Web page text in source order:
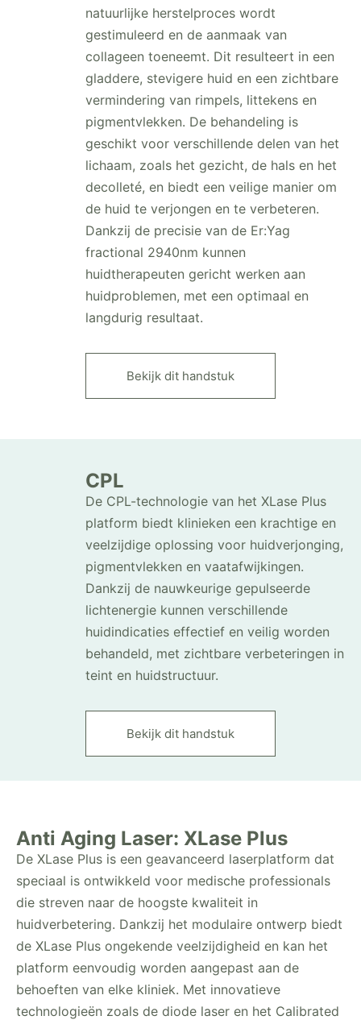
natuurlijke herstelproces wordt
gestimuleerd en de aanmaak van
collageen toeneemt. Dit resulteert in een
gladdere, stevigere huid en een zichtbare
vermindering van rimpels, littekens en
pigmentvlekken. De behandeling is
geschikt voor verschillende delen van het
lichaam, zoals het gezicht, de hals en het
decolleté, en biedt een veilige manier om
de huid te verjongen en te verbeteren.
Dankzij de precisie van de Er:Yag
fractional 2940nm kunnen
huidtherapeuten gericht werken aan
huidproblemen, met een optimaal en
langdurig resultaat.
Bekijk dit handstuk
CPL
De CPL-technologie van het XLase Plus
platform biedt klinieken een krachtige en
veelzijdige oplossing voor huidverjonging,
pigmentvlekken en vaatafwijkingen.
Dankzij de nauwkeurige gepulseerde
lichtenergie kunnen verschillende
huidindicaties effectief en veilig worden
behandeld, met zichtbare verbeteringen in
teint en huidstructuur.
Bekijk dit handstuk
Anti Aging Laser: XLase Plus
De XLase Plus is een geavanceerd laserplatform dat
speciaal is ontwikkeld voor medische professionals
die streven naar de hoogste kwaliteit in
huidverbetering. Dankzij het modulaire ontwerp biedt
de XLase Plus ongekende veelzijdigheid en kan het
platform eenvoudig worden aangepast aan de
behoeften van elke kliniek. Met innovatieve
technologieën zoals de diode laser en het Calibrated